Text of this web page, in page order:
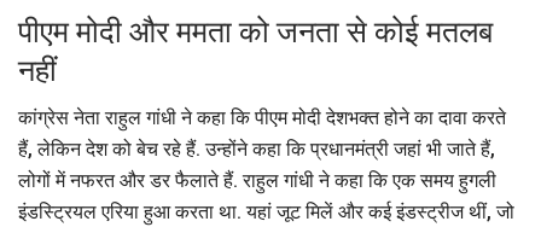
पीएम मोदी और ममता को जनता से कोई मतलब
नहीं
कांग्रेस नेता राहुल गांधी ने कहा कि पीएम मोदी देशभक्त होने का दावा करते
हैं, लेकिन देश को बेच रहे हैं. उन्होंने कहा कि प्रधानमंत्री जहां भी जाते हैं,
लोगों में नफरत और डर फैलाते हैं. राहुल गांधी ने कहा कि एक समय हुगली
इंडस्ट्रियल एरिया हुआ करता था. यहां जूट मिलें और कई इंडस्ट्रीज थीं, जो